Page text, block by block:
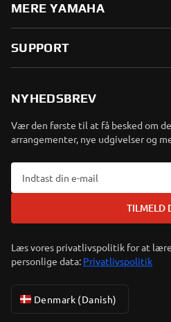
MERE YAMAHA
SUPPORT
NYHEDSBREV
Vær den første til at få besked om
arrangementer, nye udgivelser og
TILMELD
Læs vores privatlivspolitik for at
personlige data: Privatlivspolitik
Denmark (Danish)